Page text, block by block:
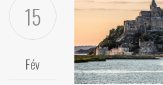
15
Fév